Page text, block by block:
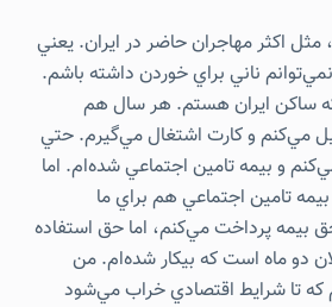
اكثر مهاجران حاضر در ايران. يعني
ناني براي خوردن داشته باشم.
است كه ساكن ايران هستم. هر سال هم
مي‌كنم و كارت اشتغال مي‌گيرم. حتي
و بيمه تامين اجتماعي شده‌ام. اما
تامين اجتماعي هم براي ما
پرداخت مي‌كنم، اما حق استفاده
دو ماه است كه بيكار شده‌ام. من
كه تا شرايط اقتصادي خراب مي‌شود